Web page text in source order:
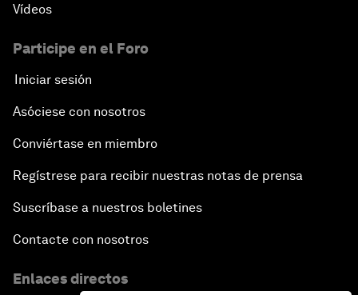
Vídeos
Participe en el Foro
Iniciar sesión
Asóciese con nosotros
Conviértase en miembro
Regístrese para recibir nuestras notas de prensa
Suscríbase a nuestros boletines
Contacte con nosotros
Enlaces directos